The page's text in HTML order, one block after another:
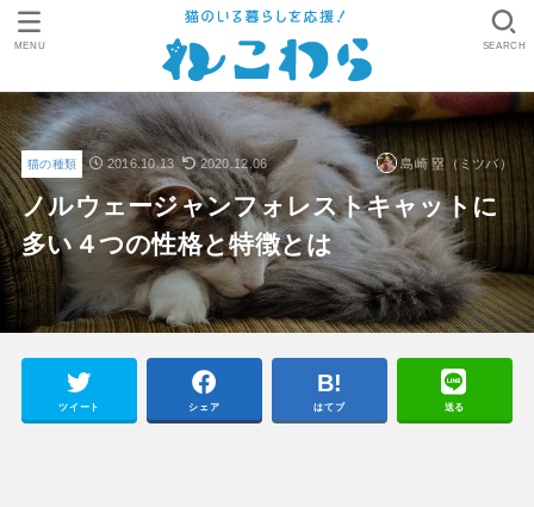
SEARCH
MENU
猫の種類 2016.10.13 2020.12.06 島崎 塁（ミツバ）
ノルウェージャンフォレストキャットに
多い４つの性格と特徴とは
ツイート シェア はてブ 送る